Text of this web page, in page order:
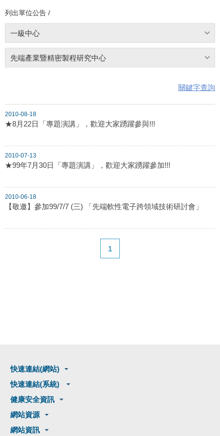
列出單位公告 /
一級中心
先端產業暨精密製程研究中心
關鍵字查詢
2010-08-18
★8月22日「專題演講」，歡迎大家踴躍參與!!!
2010-07-13
★99年7月30日「專題演講」，歡迎大家踴躍參加!!!
2010-06-18
【敬邀】參加99/7/7 (三) 「先端軟性電子跨領域技術研討會」
1
快速連結(網站)
快速連結(系統)
健康安全資訊
網站資源
網站資訊